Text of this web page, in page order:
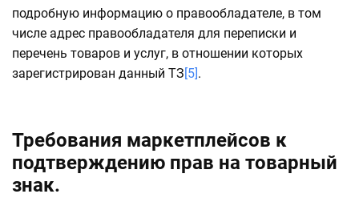
подробную информацию о правообладателе, в том
числе адрес правообладателя для переписки и
перечень товаров и услуг, в отношении которых
зарегистрирован данный ТЗ [5] .
Требования маркетплейсов к
подтверждению прав на товарный
знак.